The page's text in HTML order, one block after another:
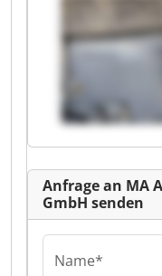
Anfrage an MA
GmbH senden
Name*